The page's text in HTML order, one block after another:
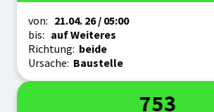
Zeitraum
von: 21.04. 26/ 05:00
bis: auf Weiteres
Richtung: beide
Ursache: Baustelle
Linie
753